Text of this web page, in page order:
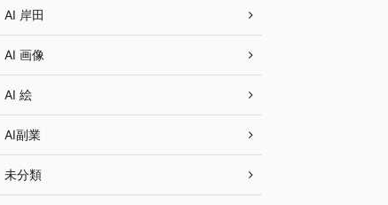
AI 岸田
AI 画像
AI 絵
AI副業
未分類